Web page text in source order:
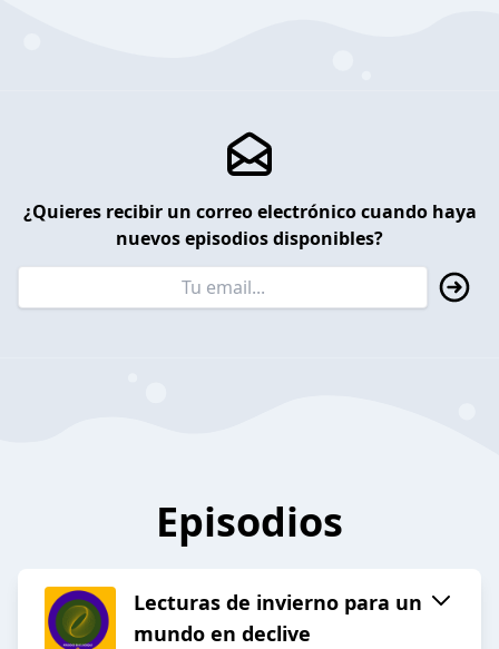
¿Quieres recibir un correo electrónico cuando haya
nuevos episodios disponibles?
Episodios
Lecturas de invierno para un
mundo en declive